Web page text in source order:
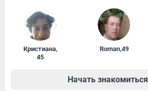
Кристиана,
45
Roman,49
Начать знакомиться